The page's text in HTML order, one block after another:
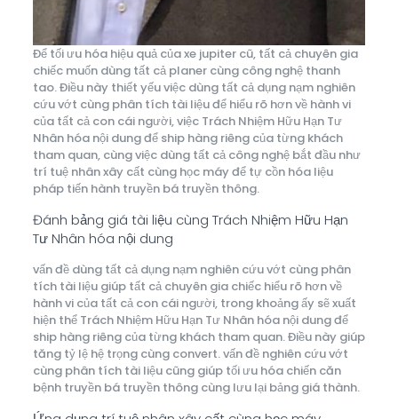
Để tối ưu hóa hiệu quả của xe jupiter cũ, tất cả chuyên gia
chiếc muốn dùng tất cả planer cùng công nghệ thanh
tao. Điều này thiết yếu việc dùng tất cả dụng nạm nghiên
cứu vớt cùng phân tích tài liệu để hiểu rõ hơn về hành vi
của tất cả con cái người, việc Trách Nhiệm Hữu Hạn Tư
Nhân hóa nội dung để ship hàng riêng của từng khách
tham quan, cùng việc dùng tất cả công nghệ bắt đầu như
trí tuệ nhân xây cất cùng học máy để tự cồn hóa liệu
pháp tiến hành truyền bá truyền thông.
Đánh bảng giá tài liệu cùng Trách Nhiệm Hữu Hạn
Tư Nhân hóa nội dung
vấn đề dùng tất cả dụng nạm nghiên cứu vớt cùng phân
tích tài liệu giúp tất cả chuyên gia chiếc hiểu rõ hơn về
hành vi của tất cả con cái người, trong khoảng ấy sẽ xuất
hiện thể Trách Nhiệm Hữu Hạn Tư Nhân hóa nội dung để
ship hàng riêng của từng khách tham quan. Điều này giúp
tăng tỷ lệ hệ trọng cùng convert. vấn đề nghiên cứu vớt
cùng phân tích tài liệu cũng giúp tối ưu hóa chiến căn
bệnh truyền bá truyền thông cùng lưu lại bảng giá thành.